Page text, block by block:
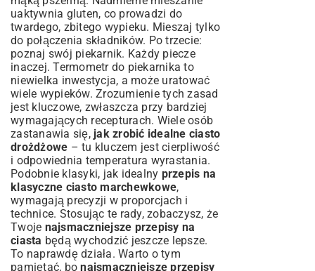
uaktywnia gluten, co prowadzi do
twardego, zbitego wypieku. Mieszaj tylko
do połączenia składników. Po trzecie:
poznaj swój piekarnik. Każdy piecze
inaczej. Termometr do piekarnika to
niewielka inwestycja, a może uratować
wiele wypieków. Zrozumienie tych zasad
jest kluczowe, zwłaszcza przy bardziej
wymagających recepturach. Wiele osób
zastanawia się, jak zrobić idealne ciasto
drożdżowe – tu kluczem jest cierpliwość
i odpowiednia temperatura wyrastania.
Podobnie klasyki, jak idealny przepis na
klasyczne ciasto marchewkowe,
wymagają precyzji w proporcjach i
technice. Stosując te rady, zobaczysz, że
Twoje najsmaczniejsze przepisy na
ciasta będą wychodzić jeszcze lepsze.
To naprawdę działa. Warto o tym
pamiętać, bonajsmaczniejsze przepisy